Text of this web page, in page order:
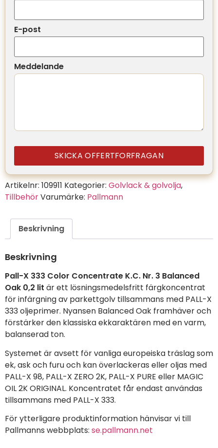
E-post
Meddelande
SKICKA OFFERTFORFRAGAN
Artikelnr: 109911 Kategorier: Golvlack & golvolja,
TillbehörVarumärke: Pallmann
Beskrivning
Beskrivning
Pall-X 333 Color Concentrate K.C. Nr. 3 Balanced
Oak 0,2 lit är ett lösningsmedelsfritt färgkoncentrat
för infärgning av parkettgolv tillsammans med PALL-X
333 oljeprimer. Nyansen Balanced Oak framhäver och
förstärker den klassiska ekkaraktären med en varm,
balanserad ton.
Systemet är avsett för vanliga europeiska träslag som
ek, ask och furu och kan överlackeras eller oljas med
PALL-X 98, PALL-X ZERO 2K, PALL-X PURE eller MAGIC
OIL 2K ORIGINAL. Koncentratet får endast användas
tillsammans med PALL-X 333.
För ytterligare produktinformation hänvisar vi till
Pallmanns webbplats: se.pallmann.net